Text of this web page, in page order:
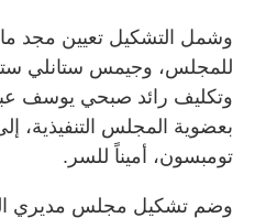
وشمل التشكيل تعيين مجد
للمجلس، وجيمس ستانلي
وتكليف رائد صبحي يوسف
بعضوية المجلس التنفيذية،
تومبسون، أميناً للسر.
وضم تشكيل مجلس مديري